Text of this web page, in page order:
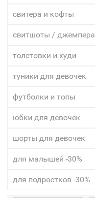
свитера и кофты
свитшоты / джемпера
толстовки и худи
туники для девочек
футболки и топы
юбки для девочек
шорты для девочек
для малышей -30%
для подростков -30%